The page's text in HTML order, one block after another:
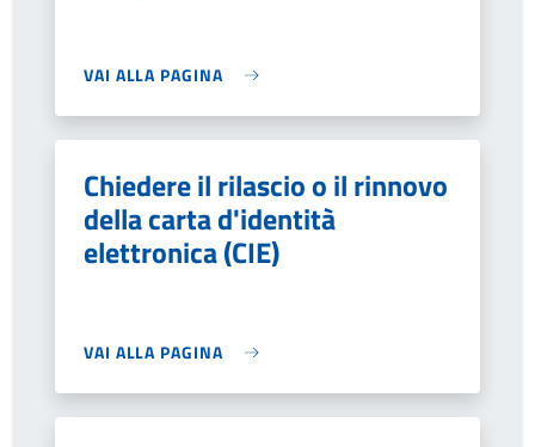
VAI ALLA PAGINA
Chiedere il rilascio o il rinnovo
della carta d'identità
elettronica (CIE)
VAI ALLA PAGINA